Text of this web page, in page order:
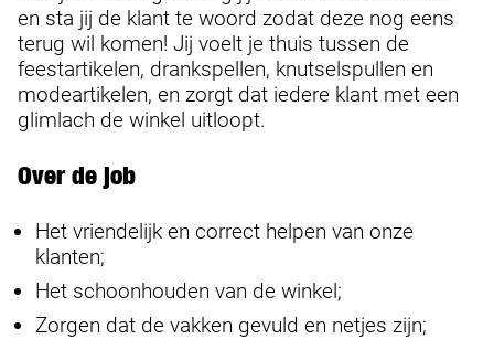
en sta jij de klant te woord zodat deze nog eens
terug wil komen! Jij voelt je thuis tussen de
feestartikelen, drankspellen, knutselspullen en
modeartikelen, en zorgt dat iedere klant met een
glimlach de winkel uitloopt.
Over de job
Het vriendelijk en correct helpen van onze
klanten;
Het schoonhouden van de winkel;
Zorgen dat de vakken gevuld en netjes zijn;